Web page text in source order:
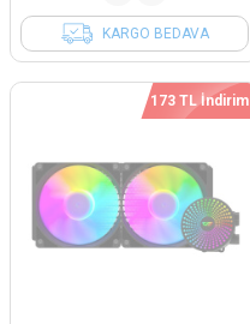
KARGO BEDAVA
173 TL İndirim